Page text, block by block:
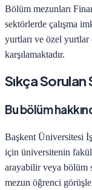
Bölüm mezunları
sektörlerde çalışma
yurtları ve özel yurtlar
karşılamaktadır.
Sıkça Sorulan
Bu bölüm
Başkent Üniversitesi
için üniversitenin
arayabilir veya bölüm
mezun öğrenci